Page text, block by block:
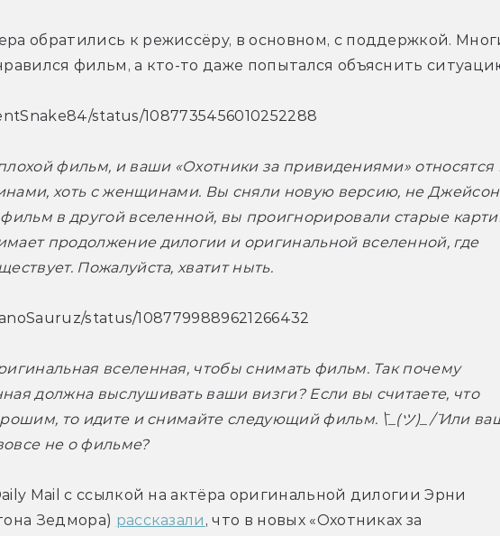
обратились к режиссёру, в основном, с поддержкой.
фильм, а кто-то даже попытался объяснить
status/1087735456010252288
фильм, и ваши «Охотники за привидениями» относятся
хоть с женщинами. Вы сняли новую версию, не Джейсон
в другой вселенной, вы проигнорировали старые
продолжение дилогии и оригинальной вселенной, где
Пожалуйста, хватит ныть.
status/1087799889621266432
вселенная, чтобы снимать фильм. Так почему
должна выслушивать ваши визги? Если вы считаете, что
то идите и снимайте следующий фильм. ¯\_(ツ)_/¯ Или
не о фильме?
Mail с ссылкой на актёра оригинальной дилогии Эрни
Зедмора) рассказали , что в новых «Охотниках за